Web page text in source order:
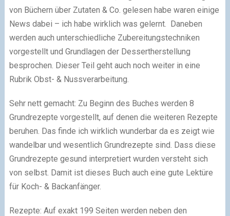
von Büchern über Zutaten & Co. gelesen habe waren einige
News dabei – ich habe wirklich was gelernt. Daneben
werden auch unterschiedliche Zubereitungstechniken
vorgestellt und Grundlagen der Dessertherstellung
besprochen. Dieser Teil geht auch noch weiter in eine
Rubrik Obst- & Nussverarbeitung.
Sehr nett gemacht: Zu Beginn des Buches werden 8
Grundrezepte vorgestellt, auf denen die weiteren Rezepte
beruhen. Das finde ich wirklich wunderbar da es zeigt wie
wandelbar und wesentlich Grundrezepte sind. Dass diese
Grundrezepte gesund interpretiert wurden versteht sich
von selbst. Damit ist dieses Buch auch eine gute Lektüre
für Koch- & Backanfänger.
Rezepte: Auf exakt 199 Seiten werden neben den